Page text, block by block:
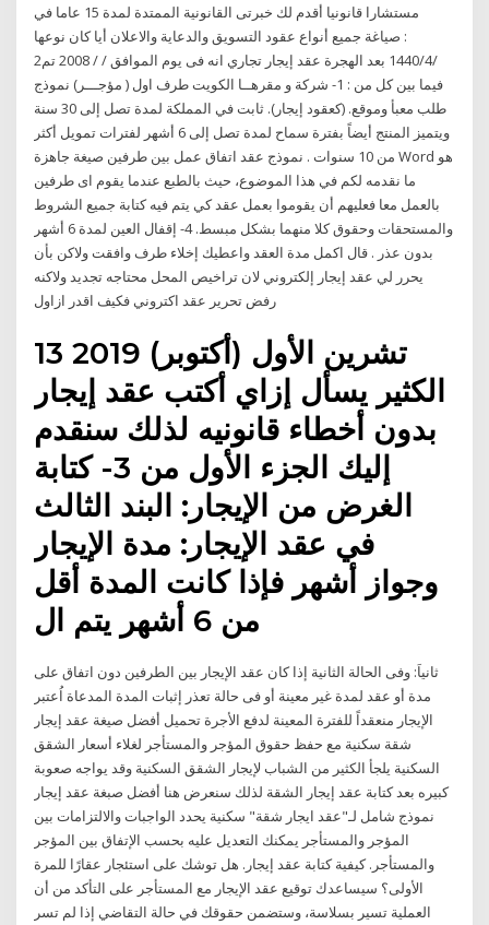
مستشارا قانونيا أقدم لك خبرتى القانونية الممتدة لمدة 15 عاما في
صياغة جميع أنواع عقود التسويق والدعاية والاعلان أيا كان نوعها :
2‏‏/4‏‏/1440 بعد الهجرة عقد إيجار تجاري انه فى يوم الموافق / / 2008 تم
فيما بين كل من : 1- شركة و مقرهــا الكويت طرف اول ( مؤجـــر) نموذج
طلب معبأ وموقع. (كعقود إيجار). ثابت في المملكة لمدة تصل إلى 30 سنة
ويتميز المنتج أيضاً بفترة سماح لمدة تصل إلى 6 أشهر لفترات تمويل أكثر
من 10 سنوات . نموذج عقد اتفاق عمل بين طرفين صيغة جاهزة Word هو
ما نقدمه لكم في هذا الموضوع، حيث بالطبع عندما يقوم اى طرفين
بالعمل معا فعليهم أن يقوموا بعمل عقد كي يتم فيه كتابة جميع الشروط
والمستحقات وحقوق كلا منهما بشكل مبسط. 4- إقفال العين لمدة 6 أشهر
بدون عذر . قال اكمل مدة العقد واعطيك إخلاء طرف وافقت ولاكن بأن
يحرر لي عقد إيجار إلكتروني لان تراخيص المحل محتاجه تجديد ولاكنه
رفض تحرير عقد اكتروني فكيف اقدر ازاول
13 تشرين الأول (أكتوبر) 2019
الكثير يسأل إزاي أكتب عقد إيجار
بدون أخطاء قانونيه لذلك سنقدم
إليك الجزء الأول من 3- كتابة
الغرض من الإيجار: البند الثالث
في عقد الإيجار: مدة الإيجار
وجواز أشهر فإذا كانت المدة أقل
من 6 أشهر يتم ال
ثانياَ: وفى الحالة الثانية إذا كان عقد الإيجار بين الطرفين دون اتفاق على
مدة أو عقد لمدة غير معينة أو فى حالة تعذر إثبات المدة المدعاة اُعتبر
الإيجار منعقداً للفترة المعينة لدفع الأجرة تحميل أفضل صيغة عقد إيجار
شقة سكنية مع حفظ حقوق المؤجر والمستأجر لغلاء أسعار الشقق
السكنية يلجأ الكثير من الشباب لإيجار الشقق السكنية وقد يواجه صعوبة
كبيره بعد كتابة عقد إيجار الشقة لذلك سنعرض هنا أفضل صبغة عقد إيجار
نموذج شامل لـ"عقد ايجار شقة" سكنية يحدد الواجبات والالتزامات بين
المؤجر والمستأجر يمكنك التعديل عليه بحسب الإتفاق بين المؤجر
والمستأجر. كيفية كتابة عقد إيجار. هل توشك على استئجار عقارًا للمرة
الأولى؟ سيساعدك توقيع عقد الإيجار مع المستأجر على التأكد من أن
العملية تسير بسلاسة، وستضمن حقوقك في حالة التقاضي إذا لم تسر